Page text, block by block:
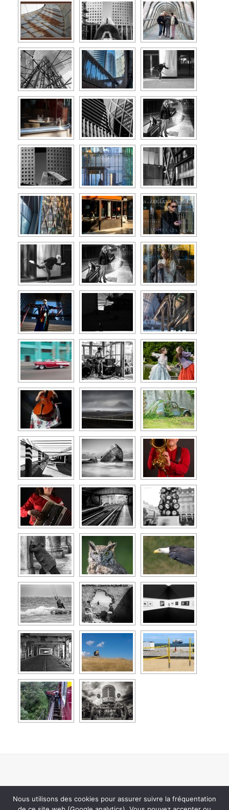
Nous utilisons des cookies pour assurer suivre la fréquentation